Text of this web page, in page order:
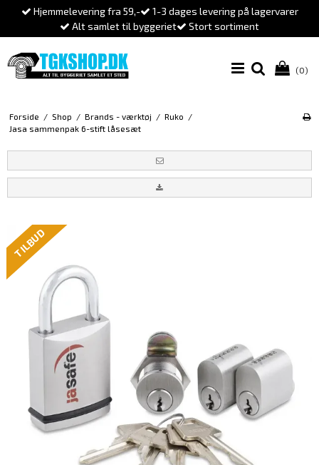
Hjemmelevering fra 59,-
1-3 dages levering på lagervarer
Alt samlet til byggeriet
Stort sortiment
(0)
Forside / Shop / Brands - værktøj / Ruko /
Jasa sammenpak 6-stift låsesæt
TILBUD